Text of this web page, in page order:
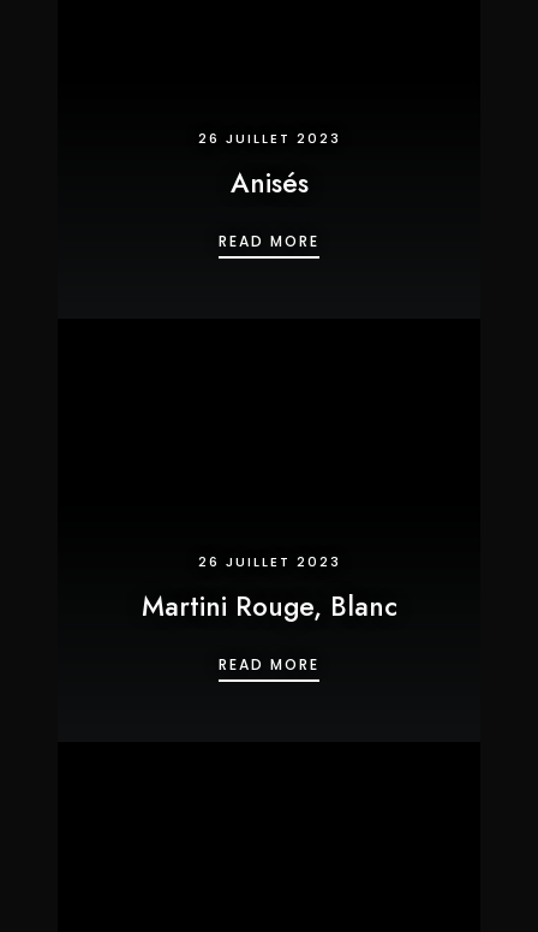
26 JUILLET 2023
Anisés
READ MORE
26 JUILLET 2023
Martini Rouge, Blanc
READ MORE